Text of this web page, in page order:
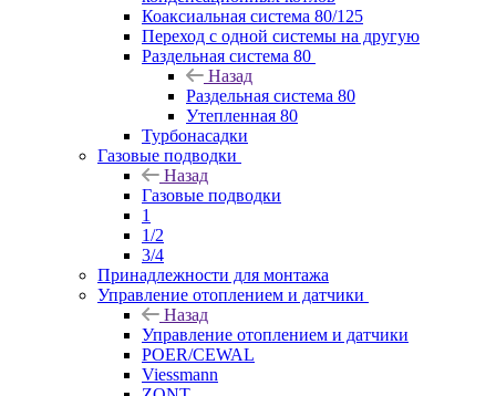
Коаксиальная система 80/125
Переход с одной системы на другую
Раздельная система 80
Назад
Раздельная система 80
Утепленная 80
Турбонасадки
Газовые подводки
Назад
Газовые подводки
1
1/2
3/4
Принадлежности для монтажа
Управление отоплением и датчики
Назад
Управление отоплением и датчики
POER/CEWAL
Viessmann